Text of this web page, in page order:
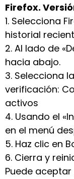
Firefox.
1. Selecciona
historial
2. Al lado de
hacia abajo.
3. Selecciona
verificación:
activos
4. Usando el
en el menú
5. Haz clic en
6. Cierra y
Puede